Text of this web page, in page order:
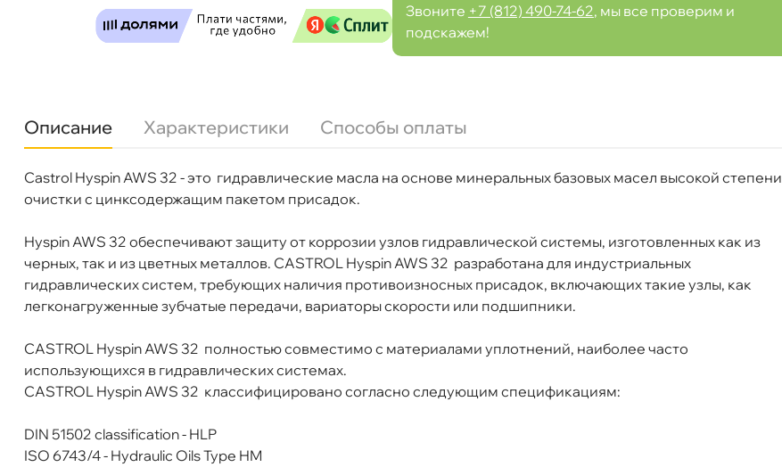
Звоните +7 (812) 490-74-62, мы все проверим и
подскажем!
Описание Характеристики Способы оплаты
Castrol Hyspin AWS 32 - это гидравлические масла на основе минеральных базовых масел высокой степени
очистки с цинксодержащим пакетом присадок.
Hyspin AWS 32 обеспечивают защиту от коррозии узлов гидравлической системы, изготовленных как из
черных, так и из цветных металлов. CASTROL Hyspin AWS 32 разработана для индустриальных
идравлических систем, требующих наличия противоизносных присадок, включающих такие узлы, как
легконагруженные зубчатые передачи, вариаторы скорости или подшипники.
CASTROL Hyspin AWS 32 полностью совместимо с материалами уплотнений, наиболее часто
использующихся в гидравлических системах.
CASTROL Hyspin AWS 32 классифицировано согласно следующим спецификациям:
DIN 51502 classification - HLP
ISO 6743/4 - Hydraulic Oils Type HM
Бренд
Castrol
Объем
208л
Бесплатная
Самовывоз Сегодня
ул. Салова, д. 30
0 шт
Сегодня, бесплатно